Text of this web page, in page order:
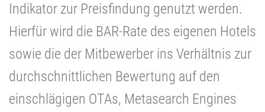
Indikator zur Preisfindung genutzt werden.
Hierfür wird die BAR-Rate des eigenen Hotels
sowie die der Mitbewerber ins Verhältnis zur
durchschnittlichen Bewertung auf den
einschlägigen OTAs, Metasearch Engines